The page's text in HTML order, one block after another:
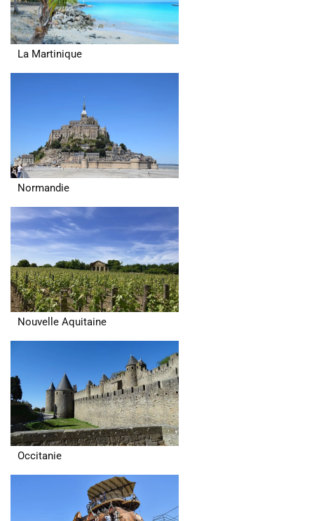
La Martinique
Normandie
Nouvelle Aquitaine
Occitanie